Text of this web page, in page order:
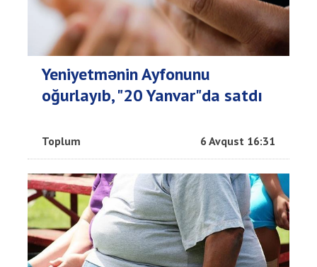
Yeniyetmənin Ayfonunu
oğurlayıb, "20 Yanvar"da satdı
Toplum 6 Avqust 16:31